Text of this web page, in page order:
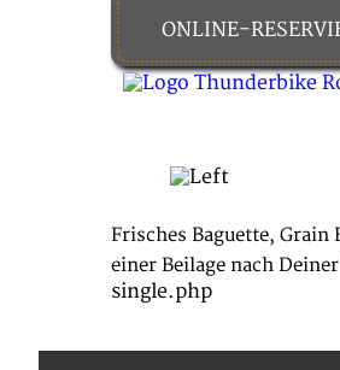
ONLINE-
Frisches Baguette, Grain
einer Beilage nach
single.php